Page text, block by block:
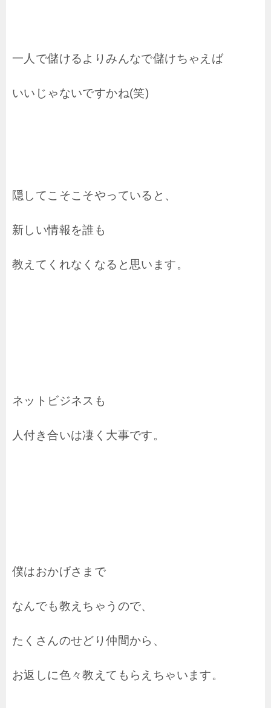
一人で儲けるよりみんなで儲けちゃえば
いいじゃないですかね(笑)
隠してこそこそやっていると、
新しい情報を誰も
教えてくれなくなると思います。
ネットビジネスも
人付き合いは凄く大事です。
僕はおかげさまで
なんでも教えちゃうので、
たくさんのせどり仲間から、
お返しに色々教えてもらえちゃいます。